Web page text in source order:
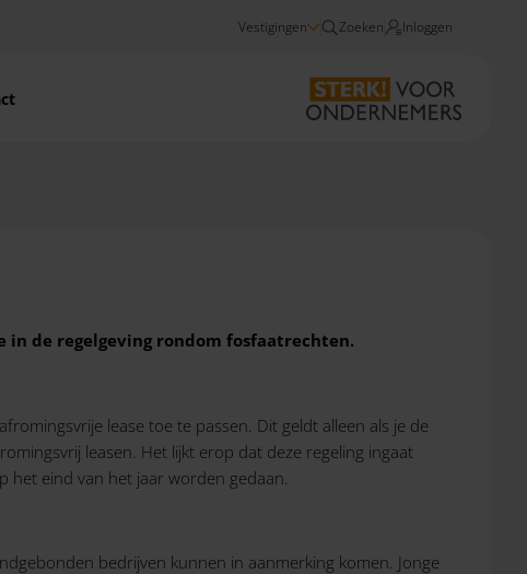
Vestigingen Zoeken Inloggen
Nieuws Agro: fosfaatrechten
de regelgeving rondom fosfaatrechten.
lease toe te passen. Dit geldt alleen als je de
leasen. Het lijkt erop dat deze regeling ingaat
eind van het jaar worden gedaan.
bedrijven kunnen in aanmerking komen. Jonge